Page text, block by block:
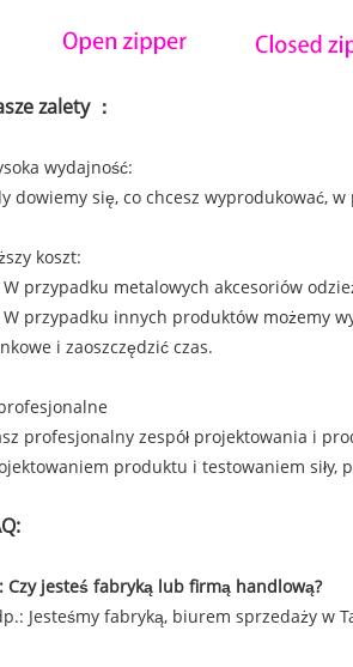
zalety ：
wydajność:
dowiemy się, co chcesz wyprodukować,
koszt:
W przypadku metalowych akcesoriów
W przypadku innych produktów możemy
i zaoszczędzić czas.
profesjonalny zespół projektowania i
produktu i testowaniem siły,
Czy jesteś fabryką lub firmą handlową?
Jesteśmy fabryką, biurem sprzedaży w